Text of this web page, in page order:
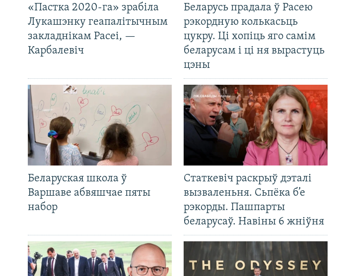
«Пастка 2020-га» зрабіла
Лукашэнку геапалітычным
закладнікам Расеі, —
Карбалевіч
Беларусь прадала ў Расею
рэкордную колькасьць
цукру. Ці хопіць яго самім
беларусам і ці ня вырастуць
цэны
Беларуская школа ў
Варшаве абвяшчае пяты
набор
Статкевіч раскрыў дэталі
вызваленьня. Сьпёка б’е
рэкорды. Пашпарты
беларусаў. Навіны 6 жніўня